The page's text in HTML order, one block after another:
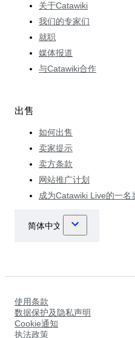
关于Catawiki
我们的专家们
就职
媒体报道
与Catawiki合作
出售
如何出售
卖家提示
卖方条款
网站推广计划
成为Catawiki Live的一名
使用条款
数据保护及隐私声明
Cookie通知
执法政策